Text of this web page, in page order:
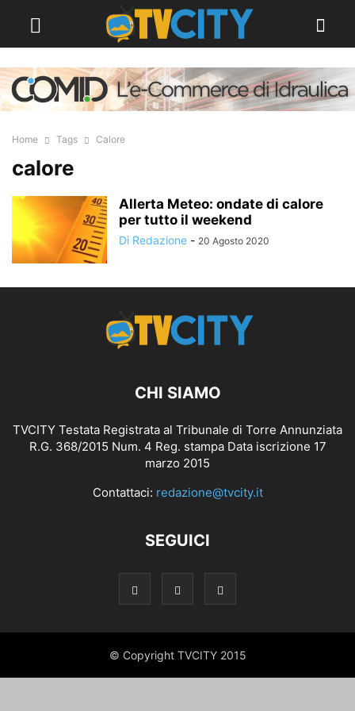
Home Tags Calore
calore
Allerta Meteo: ondate di calore
per tutto il weekend
Di Redazione - 20 Agosto 2020
CHI SIAMO
TVCITY Testata Registrata al Tribunale di Torre Annunziata
R.G. 368/2015 Num. 4 Reg. stampa Data iscrizione 17
marzo 2015
Contattaci: redazione@tvcity.it
SEGUICI
© Copyright TVCITY 2015